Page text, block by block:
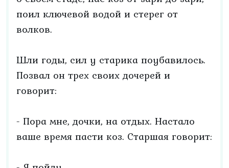
поил ключевой водой и стерег от
волков.
Шли годы, сил у старика поубавилось.
Позвал он трех своих дочерей и
говорит:
- Пора мне, дочки, на отдых. Настало
ваше время пасти коз. Старшая говорит: